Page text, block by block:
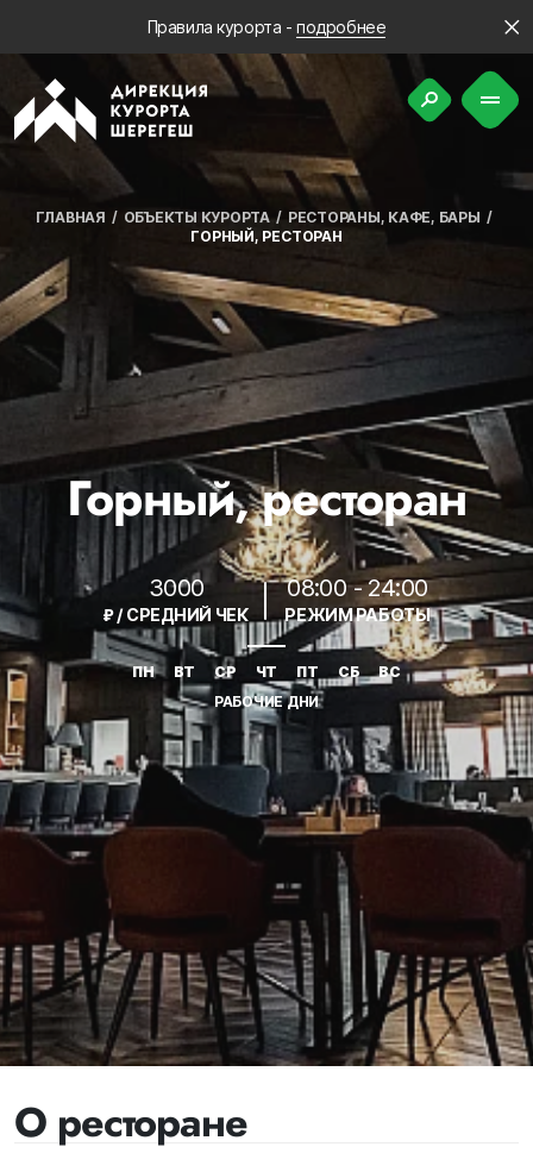
Правила курорта -подробнее
ГЛАВНАЯ ОБЪЕКТЫ КУРОРТА
РЕСТОРАНЫ, КАФЕ, БАРЫ
ГОРНЫЙ, РЕСТОРАН
Горный, ресторан
3000
₽ / СРЕДНИЙ ЧЕК
08:00 - 24:00
РЕЖИМ РАБОТЫ
ПН ВТ СР ЧТ ПТ СБ
ВС
РАБОЧИЕ ДНИ
О ресторане